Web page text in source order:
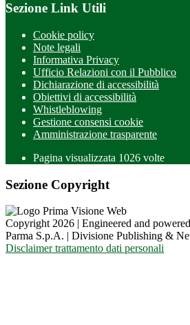
Sezione Link Utili
Cookie policy
Note legali
Informativa Privacy
Ufficio Relazioni con il Pubblico
Dichiarazione di accessibilità
Obiettivi di accessibilità
Whistleblowing
Gestione consensi cookie
Amministrazione trasparente
Pagina visualizzata 1026 volte
Sezione Copyright
Copyright 2026 | Engineered and
Parma S.p.A. | Divisione Publishing &
Disclaimer trattamento dati personali